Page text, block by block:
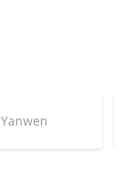
Yanwen